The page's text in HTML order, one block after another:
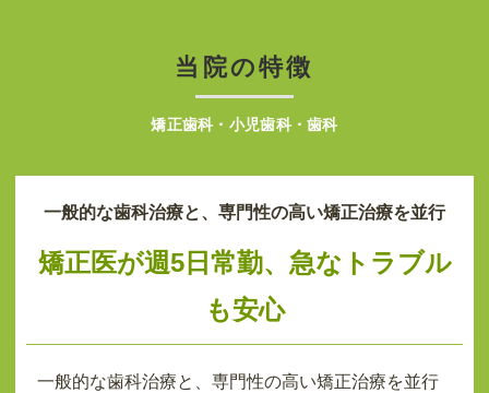
当院の特徴
矯正歯科・小児歯科・歯科
一般的な歯科治療と、専門性の高い矯正治療を並行
矯正医が週5日常勤、急なトラブル
も安心
一般的な歯科治療と、専門性の高い矯正治療を並行